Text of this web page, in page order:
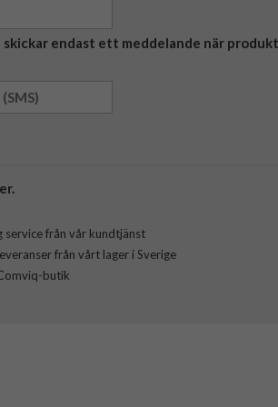
skickar endast ett meddelande när
service från vår kundtjänst
från vårt lager i Sverige
butik